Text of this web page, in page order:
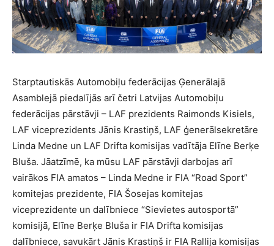
Starptautiskās Automobiļu federācijas Ģenerālajā
Asamblejā piedalījās arī četri Latvijas Automobiļu
federācijas pārstāvji – LAF prezidents Raimonds Kisiels,
LAF viceprezidents Jānis Krastiņš, LAF ģenerālsekretāre
Linda Medne un LAF Drifta komisijas vadītāja Elīne Berķe
Bluša. Jāatzīmē, ka mūsu LAF pārstāvji darbojas arī
vairākos FIA amatos – Linda Medne ir FIA “Road Sport”
komitejas prezidente, FIA Šosejas komitejas
viceprezidente un dalībniece “Sievietes autosportā”
komisijā, Elīne Berķe Bluša ir FIA Drifta komisijas
dalībniece, savukārt Jānis Krastiņš ir FIA Rallija komisijas